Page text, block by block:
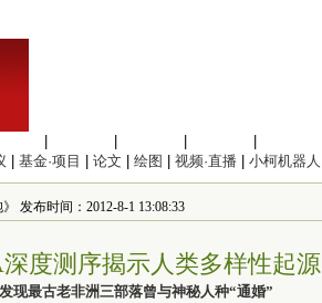
基金·项目 论文 绘图 视频·直播 小柯机器人
发布时间：2012-8-1 13:08:33
度测序揭示人类多样性起源
发现最古老非洲三部落曾与神秘人种“通婚”